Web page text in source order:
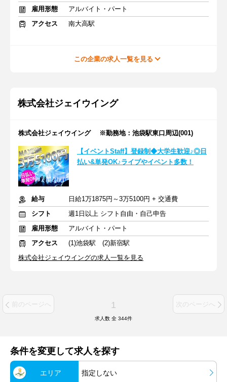
雇用形態
アルバイト・パート
アクセス
南大高駅
この企業の求人一覧を見る
株式会社ジェイウイング
株式会社ジェイウイング ※勤務地：池袋駅東口周辺(001)
【イベントStaff】登録制◆大学生歓迎♪◎日
払い&単発OK♪ライブやイベント多数！
給与
日給1万1875円～3万5100円 + 交通費
シフト
週1日以上 シフト自由・自己申告
雇用形態
アルバイト・パート
アクセス
(1)池袋駅 (2)新宿駅
株式会社ジェイウイングの求人一覧を見る
前のページへ 1 次のページへ
求人数 全 344件
条件を変更して求人を探す
エリア 指定しない